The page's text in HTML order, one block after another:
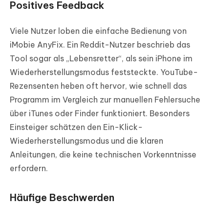
Positives Feedback
Viele Nutzer loben die einfache Bedienung von
iMobie AnyFix. Ein Reddit-Nutzer beschrieb das
Tool sogar als „Lebensretter“, als sein iPhone im
Wiederherstellungsmodus feststeckte. YouTube-
Rezensenten heben oft hervor, wie schnell das
Programm im Vergleich zur manuellen Fehlersuche
über iTunes oder Finder funktioniert. Besonders
Einsteiger schätzen den Ein-Klick-
Wiederherstellungsmodus und die klaren
Anleitungen, die keine technischen Vorkenntnisse
erfordern.
Häufige Beschwerden